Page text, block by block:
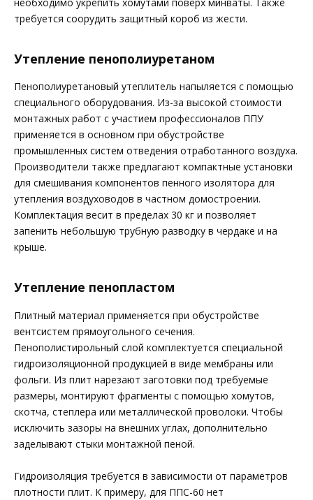
требуется соорудить защитный короб из жести.
Утепление пенополиуретаном
Пенополиуретановый утеплитель напыляется с помощью
специального оборудования. Из-за высокой стоимости
монтажных работ с участием профессионалов ППУ
применяется в основном при обустройстве
промышленных систем отведения отработанного воздуха.
Производители также предлагают компактные установки
для смешивания компонентов пенного изолятора для
утепления воздуховодов в частном домостроении.
Комплектация весит в пределах 30 кг и позволяет
запенить небольшую трубную разводку в чердаке и на
крыше.
Утепление пенопластом
Плитный материал применяется при обустройстве
вентсистем прямоугольного сечения.
Пенополистирольный слой комплектуется специальной
гидроизоляционной продукцией в виде мембраны или
фольги. Из плит нарезают заготовки под требуемые
размеры, монтируют фрагменты с помощью хомутов,
скотча, степлера или металлической проволоки. Чтобы
исключить зазоры на внешних углах, дополнительно
заделывают стыки монтажной пеной.
Гидроизоляция требуется в зависимости от параметров
плотности плит. К примеру, для ППС-60 нет